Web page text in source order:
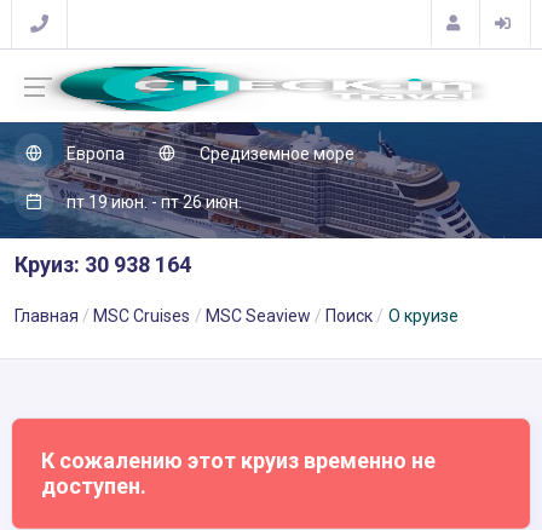
Европа Средиземное море
пт 19 июн. - пт 26 июн.
Круиз: 30 938 164
Главная MSC Cruises MSC Seaview Поиск О круизе
К сожалению этот круиз временно не
доступен.